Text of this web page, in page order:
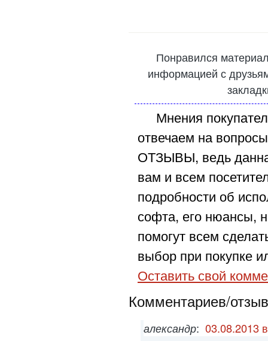
Понравился
информацией с
Мнения
отвечаем на
ОТЗЫВЫ, ведь
вам и всем
подробности об
софта, его нюансы,
помогут всем
выбор при покупке
Оставить свой
Комментариев/
александр: 03.08.2013